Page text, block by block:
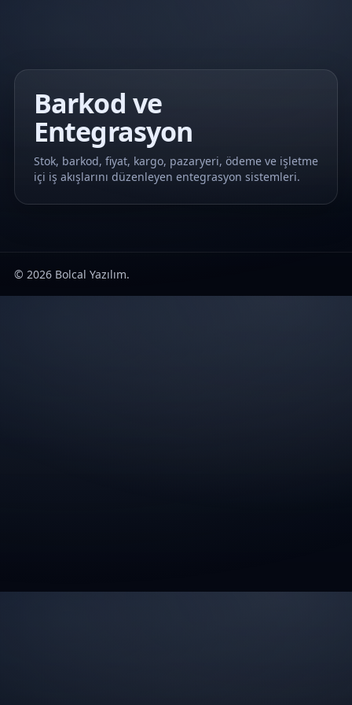
Barkod ve
Entegrasyon
Stok, barkod, fiyat, kargo, pazaryeri, ödeme ve işletme
içi iş akışlarını düzenleyen entegrasyon sistemleri.
© 2026 Bolcal Yazılım.